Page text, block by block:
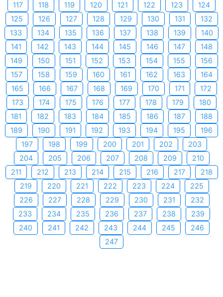
117
118 119 120 121 122 123
124
125
126 127 128 129 130 131
132
133
134 135 136 137 138 139
140
141
142 143 144 145 146 147
148
149
150 151 152 153 154 155
156
157
158 159 160 161 162 163
164
165
166 167 168 169 170 171
172
173
174 175 176 177 178 179
180
181
182 183 184 185 186 187
188
189
190 191 192 193 194 195
196
197
198 199 200 201 202
203
204
205 206 207 208 209
210
211
212 213 214 215 216 217
218
219
220 221 222 223 224
225
226
227 228 229 230 231
232
233
234 235 236 237 238
239
240
241 242 243 244 245
246
247